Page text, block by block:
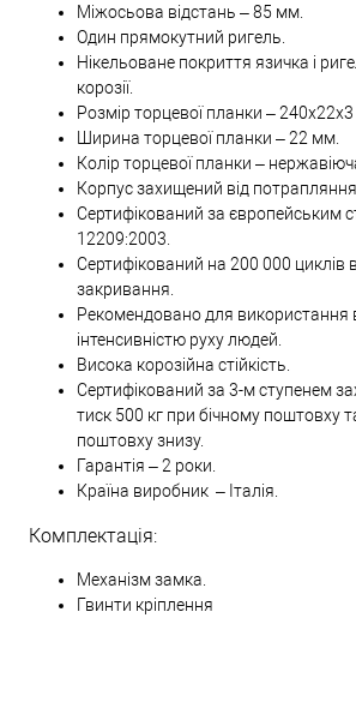
Міжосьова відстань – 85 мм.
Один прямокутний ригель.
Нікельоване покриття язичка і
корозії.
Розмір торцевої планки –
Ширина торцевої планки – 22 мм.
Колір торцевої планки –
Корпус захищений від потрапляння
Сертифікований за європейським
12209:2003.
Сертифікований на 200 000 циклів
закривання.
Рекомендовано для використання
інтенсивністю руху людей.
Висока корозійна стійкість.
Сертифікований за 3-м ступенем
тиск 500 кг при бічному поштовху
поштовху знизу.
Гарантія – 2 роки.
Країна виробник – Італія.
Комплектація:
Механізм замка.
Гвинти кріплення